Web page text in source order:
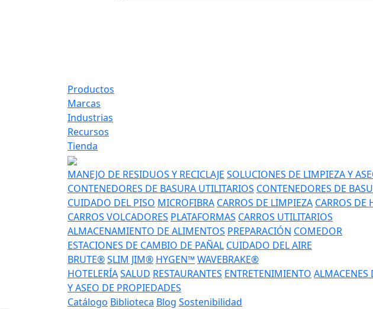
Productos
Marcas
Industrias
Recursos
Tienda
MANEJO DE RESIDUOS Y RECICLAJE SOLUCIONES DE LIMPIEZA Y
CONTENEDORES DE BASURA UTILITARIOS CONTENEDORES DE
CUIDADO DEL PISO MICROFIBRA CARROS DE LIMPIEZA CARROS DE
CARROS VOLCADORES PLATAFORMAS CARROS UTILITARIOS
ALMACENAMIENTO DE ALIMENTOS PREPARACIÓN COMEDOR
ESTACIONES DE CAMBIO DE PAÑAL CUIDADO DEL AIRE
BRUTE®SLIM JIM® HYGEN™WAVEBRAKE®
HOTELERÍASALUD RESTAURANTES ENTRETENIMIENTO ALMACENES
Y ASEO DE PROPIEDADES
Catálogo Biblioteca Blog Sostenibilidad